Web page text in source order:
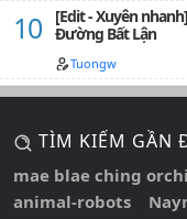
[Edit - Xuyên
Đường Bất Lận
Tuongw
TÌM KIẾM GẦN
mae blae ching
animal-robots